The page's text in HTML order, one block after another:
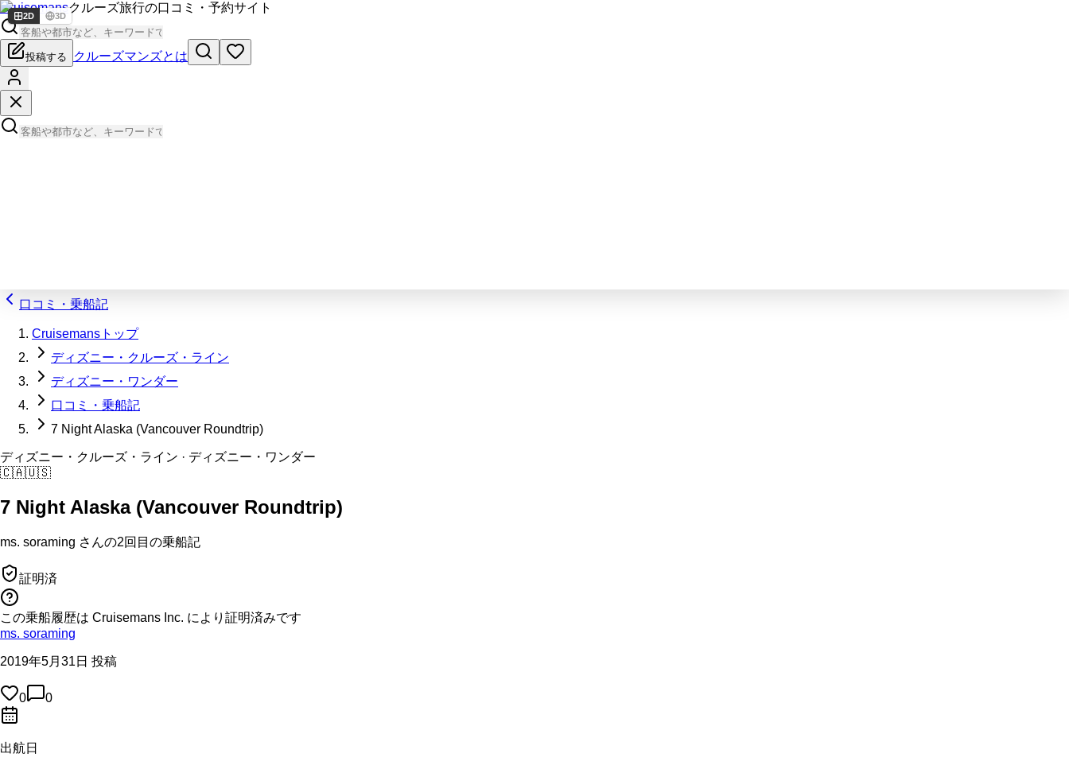
Cruisemansクルーズ旅行の口コミ・予約サイト
投稿する クルーズマンズとは
口コミ・乗船記
Cruisemansトップ
ディズニー・クルーズ・ライン
ディズニー・ワンダー
口コミ・乗船記
7 Night Alaska (Vancouver Roundtrip)
ディズニー・クルーズ・ライン · ディズニー・ワンダー
🇨🇦🇺🇸
7 Night Alaska (Vancouver Roundtrip)
ms. soraming さんの2回目の乗船記
証明済
この乗船履歴は Cruisemans Inc. により証明済みです
ms. soraming
2019年5月31日 投稿
0 0
出航日
2D 3D